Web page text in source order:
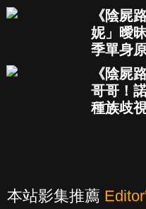
《陰屍
妮」曖
季單身
《陰屍
哥哥！
種族歧
本站影集推薦